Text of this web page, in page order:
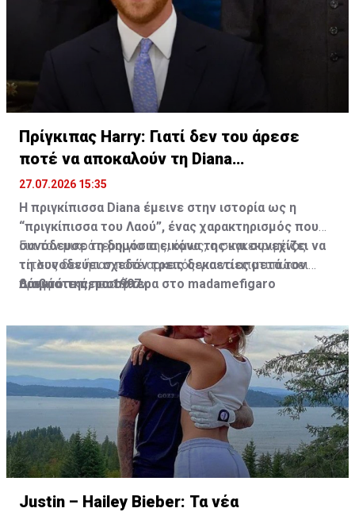
Martin Scorsese, Jennifer Lawrence και Morgan
Πρίγκιπας Harry: Γιατί δεν του άρεσε
ποτέ να αποκαλούν τη Diana
“πριγκίπισσα”
27.07.2026 15:35
Η πριγκίπισσα Diana έμεινε στην ιστορία ως η
“πριγκίπισσα του Λαού”, ένας χαρακτηρισμός που
συνόδευσε τη δημόσια εικόνα της και συνεχίζει να
τη συνοδεύει σχεδόν τρεις δεκαετίες μετά τον
θάνατό της, το 1997.
Για τον μικρότερο γιο της, όμως, ο συγκεκριμένος
τίτλος δεν ήταν ποτέ αρκετός για να αποτυπώσει
πραγματικά ποια ήταν.
Διαβάστε περισσότερα στο madamefigaro
Justin – Hailey Bieber: Τα νέα